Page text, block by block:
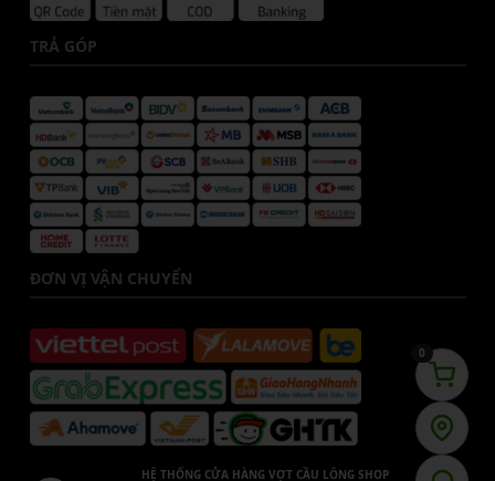
TRẢ GÓP
ĐƠN VỊ VẬN CHUYỂN
HỆ THỐNG CỬA HÀNG VỢT CẦU LÔNG SHOP
0